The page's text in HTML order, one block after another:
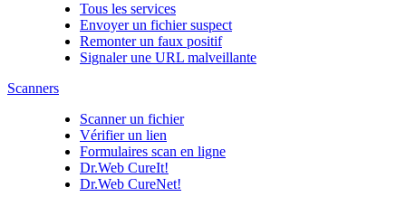
Tous les services
Envoyer un fichier suspect
Remonter un faux positif
Signaler une URL malveillante
Scanners
Scanner un fichier
Vérifier un lien
Formulaires scan en ligne
Dr.Web CureIt!
Dr.Web CureNet!